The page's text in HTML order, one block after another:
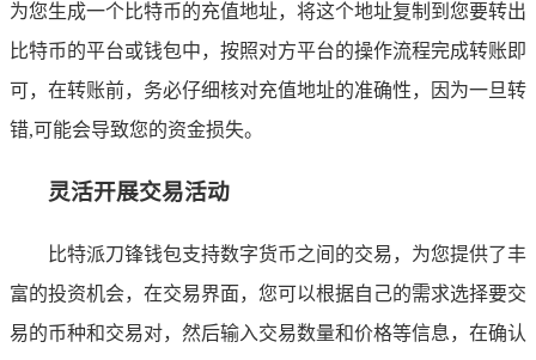
为您生成一个比特币的充值地址，将这个地址复制到您要转出
比特币的平台或钱包中，按照对方平台的操作流程完成转账即
可，在转账前，务必仔细核对充值地址的准确性，因为一旦转
错,可能会导致您的资金损失。
灵活开展交易活动
比特派刀锋钱包支持数字货币之间的交易，为您提供了丰
富的投资机会，在交易界面，您可以根据自己的需求选择要交
易的币种和交易对，然后输入交易数量和价格等信息，在确认